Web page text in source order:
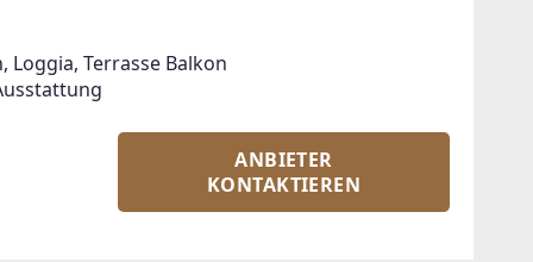
Loggia, Terrasse Balkon
ANBIETER
KONTAKTIEREN